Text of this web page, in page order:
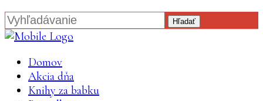
Hľadať
Domov
Akcia dňa
Knihy za babku